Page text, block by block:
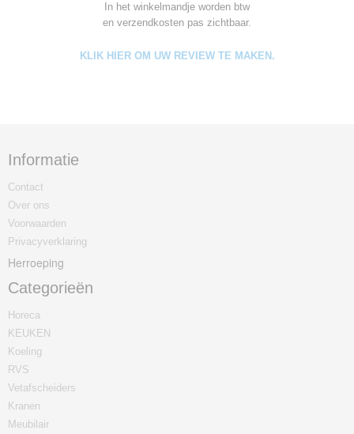
In het winkelmandje worden btw
en verzendkosten pas zichtbaar.
KLIK HIER OM UW REVIEW TE MAKEN.
Informatie
Contact
Over ons
Voorwaarden
Privacyverklaring
Herroeping
Categorieën
Horeca
KEUKEN
Koeling
RVS
Vetafscheiders
Kranen
Meubilair